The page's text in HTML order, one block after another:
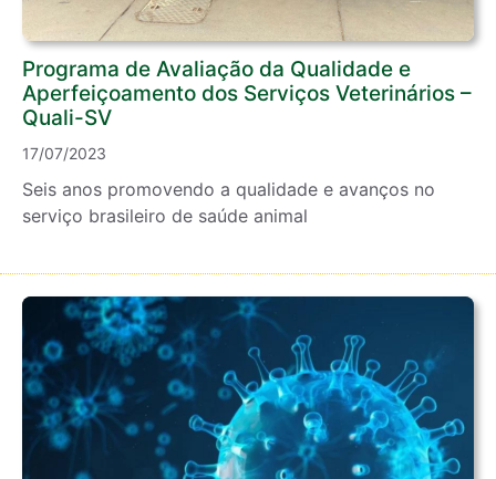
Programa de Avaliação da Qualidade e
Aperfeiçoamento dos Serviços Veterinários –
Quali-SV
17/07/2023
Seis anos promovendo a qualidade e avanços no
serviço brasileiro de saúde animal